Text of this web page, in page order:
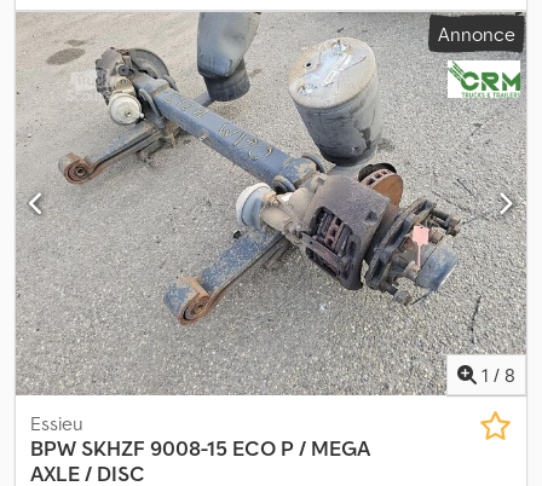
vous ne trouvez pas ce que vous cherchez. = Pour plus
d’informations = Djdpfx Aozrtfnshyjkr Numéro de série :
27.48.613.004
Annonce
1 / 8
Essieu
BPW SKHZF 9008-15 ECO P / MEGA
AXLE / DISC